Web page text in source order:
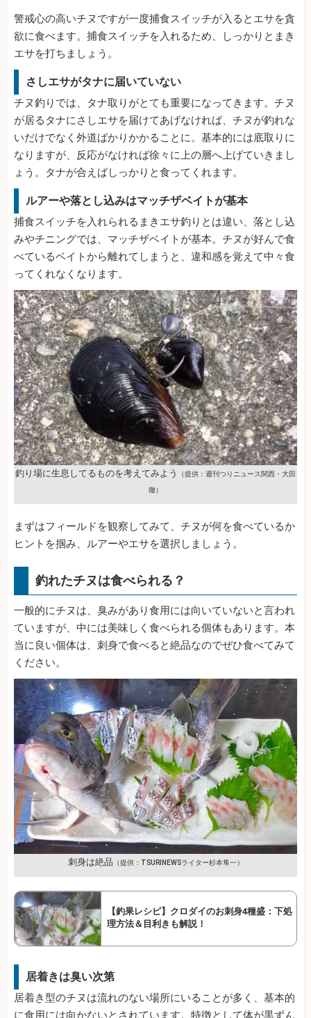
警戒心の高いチヌですが一度捕食スイッチが入るとエサを貪
欲に食べます。捕食スイッチを入れるため、しっかりとまき
エサを打ちましょう。
さしエサがタナに届いていない
チヌ釣りでは、タナ取りがとても重要になってきます。チヌ
が居るタナにさしエサを届けてあげなければ、チヌが釣れな
いだけでなく外道ばかりかかることに。基本的には底取りに
なりますが、反応がなければ徐々に上の層へ上げていきまし
ょう。タナが合えばしっかりと食ってくれます。
ルアーや落とし込みはマッチザベイトが基本
捕食スイッチを入れられるまきエサ釣りとは違い、落とし込
みやチニングでは、マッチザベイトが基本。チヌが好んで食
べているベイトから離れてしまうと、違和感を覚えて中々食
ってくれなくなります。
釣り場に生息してるものを考えてみよう （提供：週刊つりニュース関西・大田
徹）
まずはフィールドを観察してみて、チヌが何を食べているか
ヒントを掴み、ルアーやエサを選択しましょう。
釣れたチヌは食べられる？
一般的にチヌは、臭みがあり食用には向いていないと言われ
ていますが、中には美味しく食べられる個体もあります。本
当に良い個体は、刺身で食べると絶品なのでぜひ食べてみて
ください。
刺身は絶品 （提供：TSURINEWSライター杉本隼一）
【釣果レシピ】クロダイのお刺身4種盛：下処
理方法＆目利きも解説！
居着きは臭い次第
居着き型のチヌは流れのない場所にいることが多く、基本的
に食用には向かないとされています。特徴として体が黒ずん